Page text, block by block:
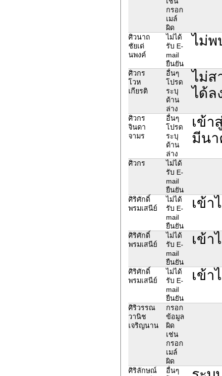
กรอก
เมล์
ผิด
ศิวนาถ
ชัยเด่
นพงค์
ไม่ได้
รับ E-
mail
ยืนยัน
ไม่พ
ศิวกร
โวห
เกียรติ
อื่นๆ
โปรด
ระบุ
ด้าน
ล่าง
ไม่ส
ได้ล
ศิวกร
จินดา
จามร
อื่นๆ
โปรด
ระบุ
ด้าน
ล่าง
เข้า
มีน
ศิวกร
ไม่ได้
รับ E-
mail
ยืนยัน
ศิริศักดิ์
พรมเสนีย์
ไม่ได้
รับ E-
mail
ยืนยัน
เข้า
ศิริศักดิ์
พรมเสนีย์
ไม่ได้
รับ E-
mail
ยืนยัน
เข้า
ศิริศักดิ์
พรมเสนีย์
ไม่ได้
รับ E-
mail
ยืนยัน
เข้า
ศิริวรรณ
วานิช
เจริญนาน
กรอก
ข้อมูล
ผิด
เช่น
กรอก
เมล์
ผิด
ศิริลักษณ์
อื่นๆ